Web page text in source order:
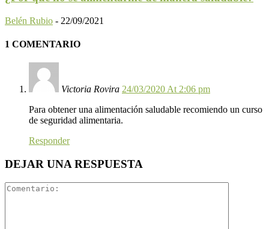
Belén Rubio - 22/09/2021
1 COMENTARIO
Victoria Rovira 24/03/2020 At 2:06 pm
Para obtener una alimentación saludable recomiendo un curso
de seguridad alimentaria.
Responder
DEJAR UNA RESPUESTA